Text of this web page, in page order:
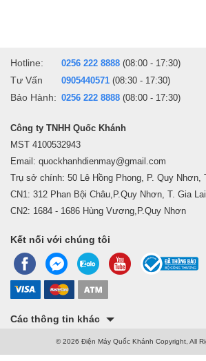
Hotline: 0256 222 8888 (08:00 - 17:30)
Tư Vấn 0905440571 (08:30 - 17:30)
Bảo Hành: 0256 222 8888 (08:00 - 17:30)
Công ty TNHH Quốc Khánh
MST 4100532943
Email: quockhanhdienmay@gmail.com
Trụ sở chính: 50 Lê Hồng Phong, P. Quy Nhơn,
CN1: 312 Phan Bội Châu,P.Quy Nhơn, T. Gia Lai
CN2: 1684 - 1686 Hùng Vương,P.Quy Nhơn
Kết nối với chúng tôi
Các thông tin khác
© 2026 Điện Máy Quốc Khánh Copyright, All